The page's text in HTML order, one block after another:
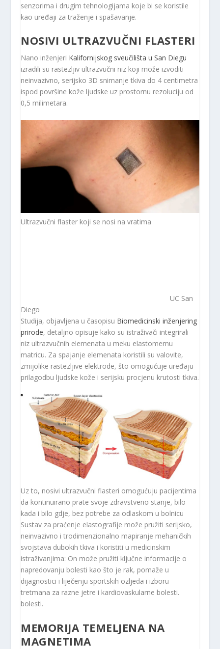
senzorima i drugim tehnologijama koje bi se koristile
kao uređaji za traženje i spašavanje.
NOSIVI ULTRAZVUČNI FLASTERI
Nano inženjeri Kalifornijskog sveučilišta u San Diegu
izradili su rastezljiv ultrazvučni niz koji može izvoditi
neinvazivno, serijsko 3D snimanje tkiva do 4 centimetra
ispod površine kože ljudske uz prostornu rezoluciju od
0,5 milimetara.
Ultrazvučni flaster koji se nosi na vratima
UC San
Diego
Studija, objavljena u časopisu Biomedicinski inženjering
prirode, detaljno opisuje kako su istraživači integrirali
niz ultrazvučnih elemenata u meku elastomernu
matricu. Za spajanje elemenata koristili su valovite,
zmijolike rastezljive elektrode, što omogućuje uređaju
prilagodbu ljudske kože i serijsku procjenu krutosti tkiva.
Uz to, nosivi ultrazvučni flasteri omogućuju pacijentima
da kontinuirano prate svoje zdravstveno stanje, bilo
kada i bilo gdje, bez potrebe za odlaskom u bolnicu
Sustav za praćenje elastografije može pružiti serijsko,
neinvazivno i trodimenzionalno mapiranje mehaničkih
svojstava dubokih tkiva i koristiti u medicinskim
istraživanjima: On može pružiti ključne informacije o
napredovanju bolesti kao što je rak, pomaže u
dijagnostici i liječenju sportskih ozljeda i izboru
tretmana za razne jetre i kardiovaskularne bolesti.
bolesti.
MEMORIJA TEMELJENA NA
MAGNETIMA